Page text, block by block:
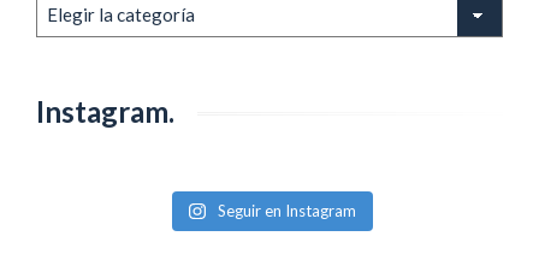
anteriores
Instagram.
Seguir en Instagram